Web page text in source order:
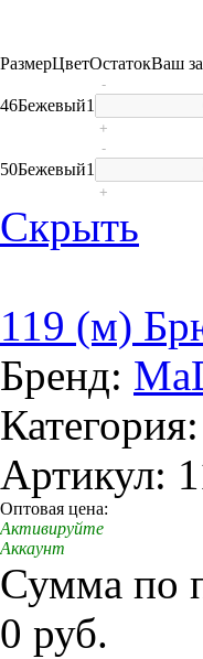
РазмерЦветОстатокВаш
46Бежевый1
-
+
50Бежевый1
-
+
Скрыть
119 (м)
Бренд:
Артикул:
Оптовая цена:
Активируйте
Аккаунт
Сумма по
0 руб.